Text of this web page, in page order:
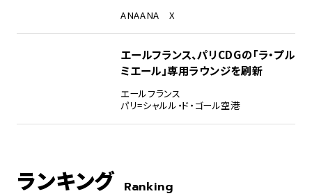
ANAANA X
エールフランス、パリCDGの「ラ・プル
ミエール」専用ラウンジを刷新
エールフランス
パリ=シャルル・ド・ゴール空港
ランキング Ranking